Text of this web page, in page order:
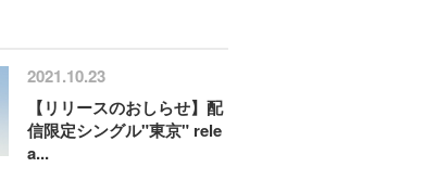
2021.10.23
【リリースのおしらせ】配
信限定シングル"東京" rele
a...